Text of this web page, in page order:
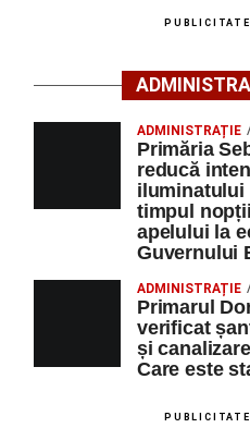
PUBLICITATE
ADMINISTRAȚIE
Primăria
reducă
iluminatului
timpul
apelului la
Guvernului
ADMINISTRAȚIE
Primarul
verificat
și
Care este
PUBLICITATE